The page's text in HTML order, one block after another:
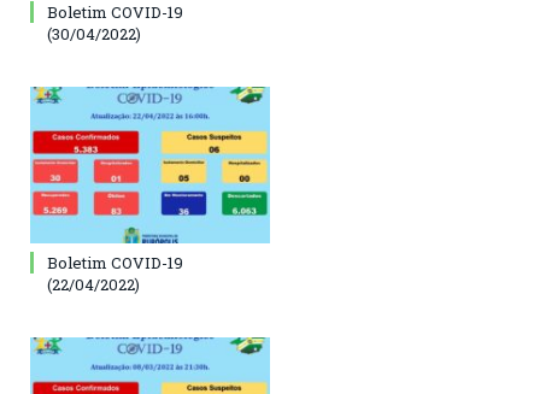
Boletim COVID-19
(30/04/2022)
Boletim COVID-19
(22/04/2022)